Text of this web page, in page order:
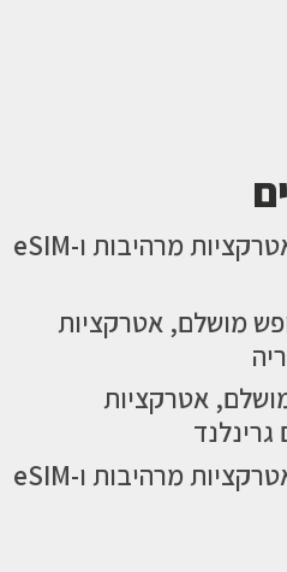
גטבורג: נופש מושלם, אטרקציות מרהיבות ו-eSIM
מושלם, אטרקציות
אטרקציות
אוטילה: נופש מושלם, אטרקציות מרהיבות ו-eSIM